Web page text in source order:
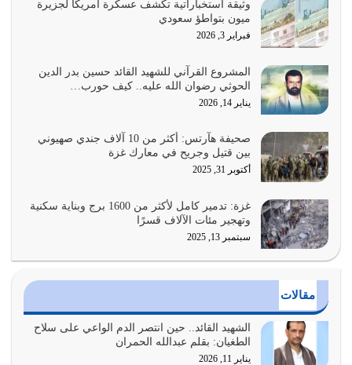
القرآن الكريم هو أهم مصدر لمعرفة رسول الله معرفة سيرته
معرفة شخصيته معرفة عظمته
هل نحن من الصالحين؟ قيِّم نفسك هنا اترك القرآن على أصله
وأعرض نفسك، وأعرض ما لديك على…
يوليو 27, 2026
عندما يكون عدوك هو عدو الله معناه أن تكون نقاط الضعف
فيه كثيرة وسينصرك الله عليه إذا…
يوليو 26, 2026
أراد الله لهذه الأمة ان تكون خير امة أخرجت للناس بالنهوض
الدين الذي شرعه الله لا يجوز أن يخضع لآرائنا وأهوائنا
واجتهاداتنا لأننا سنختلف ونتفرق
يوليو 24, 2026
وثيقة استخباراتية تكشف عسكرة أمريكا لجزيرة
ميون بتواطؤ سعودي
فبراير 3, 2026
المشروع القرآني للشهيد القائد حسين بدر الدين
الحوثي رضوان الله عليه.. كيف حورب…
يناير 14, 2026
صحيفة هآرتس: أكثر من 10 آلاف جندي صهيوني
بين قتيل وجريح في معارك غزة
أكتوبر 31, 2025
غزة: تدمير كامل لأكثر من 1600 برج وبناية سكنية
وتهجير مئات الآلاف قسرًا
سبتمبر 13, 2025
مقالات
الشهيد القائد.. حين انتصر الدم الواعي على سلاح
الطغيان: بقلم عبدالله الحمران
يناير 11, 2026